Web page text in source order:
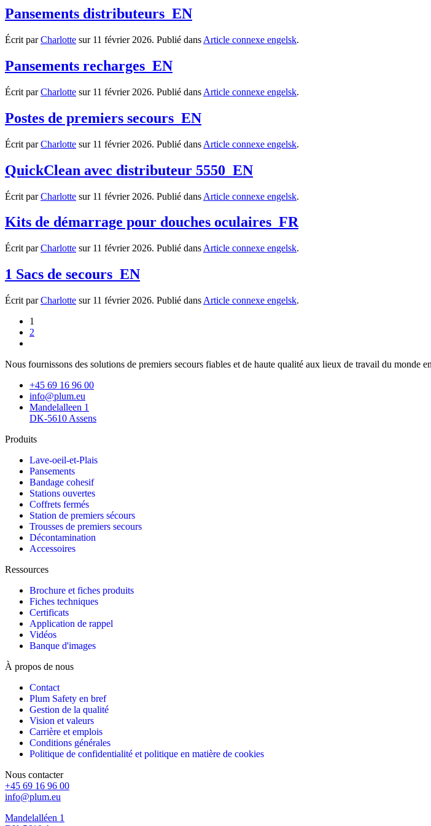
Pansements distributeurs_EN
Écrit parCharlotte sur 11 février 2026. Publié dans Article connexe engelsk.
Pansements recharges_EN
Écrit parCharlotte sur 11 février 2026. Publié dans Article connexe engelsk.
Postes de premiers secours_EN
Écrit parCharlotte sur 11 février 2026. Publié dans Article connexe engelsk.
QuickClean avec distributeur 5550_EN
Écrit parCharlotte sur 11 février 2026. Publié dans Article connexe engelsk.
Kits de démarrage pour douches oculaires_FR
Écrit parCharlotte sur 11 février 2026. Publié dans Article connexe engelsk.
1 Sacs de secours_EN
Écrit parCharlotte sur 11 février 2026. Publié dans Article connexe engelsk.
1
2
Nous fournissons des solutions de premiers secours fiables et de haute qualité aux lieux de travail du monde
+45 69 16 96 00
info@plum.eu
Mandelalleen 1
DK-5610 Assens
Produits
Lave-oeil-et-Plais
Pansements
Bandage cohesif
Stations ouvertes
Coffrets fermés
Station de premiers sécours
Trousses de premiers secours
Décontamination
Accessoires
Ressources
Brochure et fiches produits
Fiches techniques
Certificats
Application de rappel
Vidéos
Banque d'images
À propos de nous
Contact
Plum Safety en bref
Gestion de la qualité
Vision et valeurs
Carrière et emplois
Conditions générales
Politique de confidentialité et politique en matière de cookies
Nous contacter
+45 69 16 96 00
info@plum.eu
Mandelalléen 1